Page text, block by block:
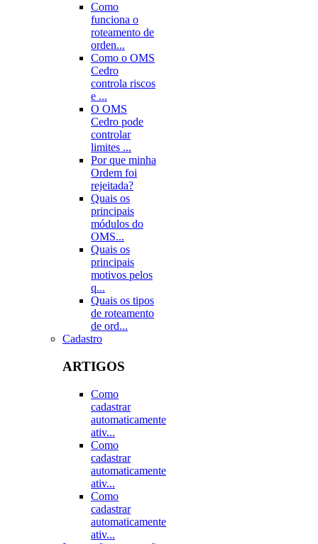
Como
funciona o
roteamento de
orden...
Como o OMS
Cedro
controla riscos
e ...
O OMS
Cedro pode
controlar
limites ...
Por que minha
Ordem foi
rejeitada?
Quais os
principais
módulos do
OMS...
Quais os
principais
motivos pelos
q...
Quais os tipos
de roteamento
de ord...
Cadastro
ARTIGOS
Como
cadastrar
automaticamente
ativ...
Como
cadastrar
automaticamente
ativ...
Como
cadastrar
automaticamente
ativ...